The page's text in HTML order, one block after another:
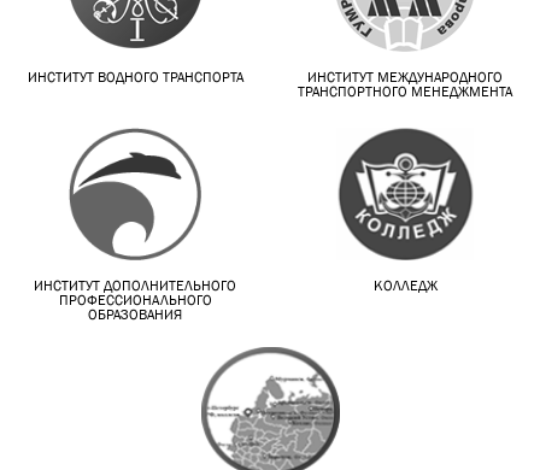
ИНСТИТУТ ВОДНОГО ТРАНСПОРТА
ИНСТИТУТ МЕЖДУНАРОДНОГО
ТРАНСПОРТНОГО МЕНЕДЖМЕНТА
ИНСТИТУТ ДОПОЛНИТЕЛЬНОГО
ПРОФЕССИОНАЛЬНОГО
ОБРАЗОВАНИЯ
КОЛЛЕДЖ